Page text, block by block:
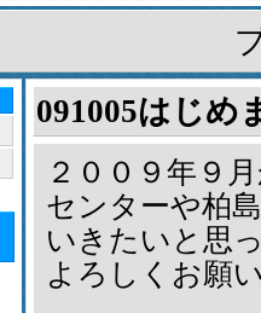
091005はじ
２００９年９
センターや柏
いきたいと思
よろしくお願